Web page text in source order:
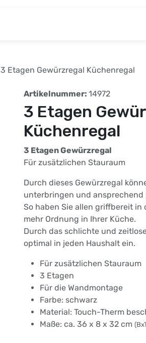
3 Etagen Gewürzregal Küchenregal
Artikelnummer: 14972
3 Etagen
Küchenregal
3 Etagen Gewürzregal
Für zusätzlichen Stauraum
Durch dieses Gewürzregal
unterbringen und ansprechend
So haben Sie allen griffbereit
mehr Ordnung in Ihrer Küche.
Durch das schlichte und
optimal in jeden Haushalt ein.
Für zusätzlichen Stauraum
3 Etagen
Für die Wandmontage
Farbe: schwarz
Material: Touch-Therm
Maße: ca. 36 x 8 x 32 cm